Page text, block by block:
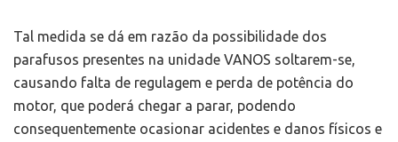
Tal medida se dá em razão da possibilidade dos
parafusos presentes na unidade VANOS soltarem-se,
causando falta de regulagem e perda de potência do
motor, que poderá chegar a parar, podendo
consequentemente ocasionar acidentes e danos físicos e